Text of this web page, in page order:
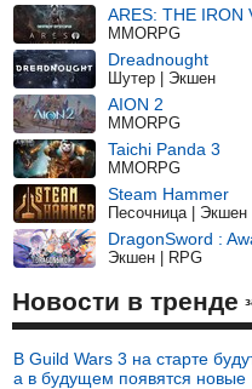
ARES: THE IRON
MMORPG
Dreadnought
Шутер | Экшен
AION 2
MMORPG
Taichi Panda 3
MMORPG
Steam Hammer
Песочница |
DragonSword :
Экшен | RPG
Новости в тренде
В Guild Wars 3 на старте
а в будущем появятся новые